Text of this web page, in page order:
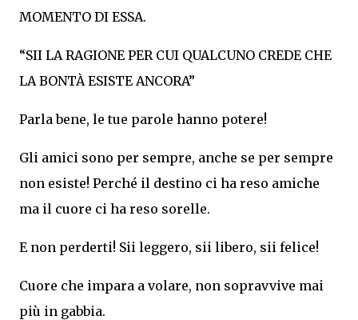
MOMENTO DI ESSA.
“SII LA RAGIONE PER CUI QUALCUNO CREDE CHE
LA BONTÀ ESISTE ANCORA”
Parla bene, le tue parole hanno potere!
Gli amici sono per sempre, anche se per sempre
non esiste! Perché il destino ci ha reso amiche
ma il cuore ci ha reso sorelle.
E non perderti! Sii leggero, sii libero, sii felice!
Cuore che impara a volare, non sopravvive mai
più in gabbia.